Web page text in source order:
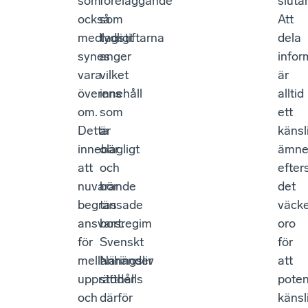
också
medlagstiftarna
synes
vara
överens
om.
Detta
innebär
att
nuvarande
begränsade
ansvarsregim
för
mellanhänder
upprätthålls
och
som
tydligt
anger
vilket
innehåll
som
är
olagligt
och
bör
tas
bort.
Svenskt
Näringsliv
stöder
därför
Att
dela
är
alltid
ett
ämne
det
oro
för
att